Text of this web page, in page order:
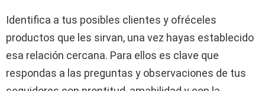
Identifica a tus posibles clientes y ofréceles
productos que les sirvan, una vez hayas establecido
esa relación cercana. Para ellos es clave que
respondas a las preguntas y observaciones de tus